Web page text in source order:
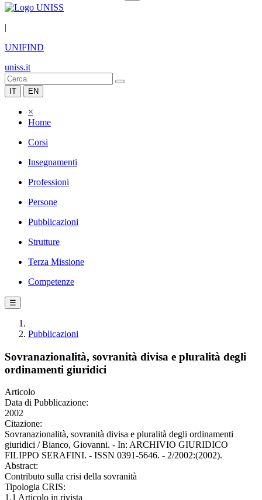
|
UNIFIND
uniss.it
IT EN
×
Home
Corsi
Insegnamenti
Professioni
Persone
Pubblicazioni
Strutture
Terza Missione
Competenze
☰
Pubblicazioni
Sovranazionalità, sovranità divisa e pluralità degli
ordinamenti giuridici
Articolo
Data di Pubblicazione:
2002
Citazione:
Sovranazionalità, sovranità divisa e pluralità degli ordinamenti
giuridici / Bianco, Giovanni. - In: ARCHIVIO GIURIDICO
FILIPPO SERAFINI. - ISSN 0391-5646. - 2/2002:(2002).
Abstract:
Contributo sulla crisi della sovranità
Tipologia CRIS:
1.1 Articolo in rivista